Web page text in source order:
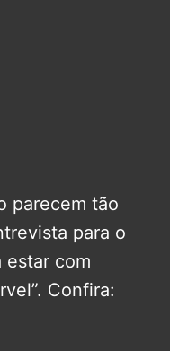
parecem tão
para o
estar com
Confira: